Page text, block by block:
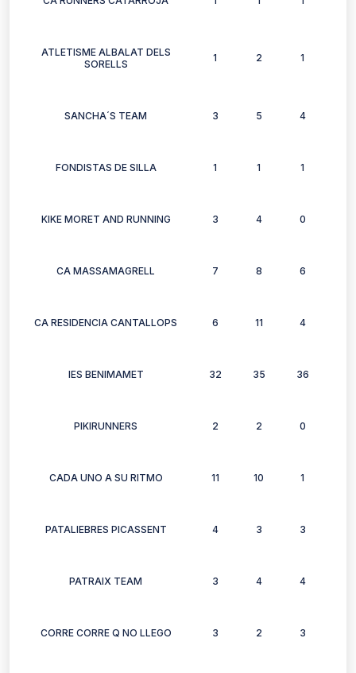
ATLETISME ALBALAT DELS
SORELLS
1 2 1
SANCHA´S TEAM 3 5 4
FONDISTAS DE SILLA 1 1 1
KIKE MORET AND RUNNING 3 4 0
CA MASSAMAGRELL 7 8 6
CA RESIDENCIA CANTALLOPS 6 11 4
IES BENIMAMET 32 35 36
PIKIRUNNERS 2 2 0
CADA UNO A SU RITMO 11 10 1
PATALIEBRES PICASSENT 4 3 3
PATRAIX TEAM 3 4 4
CORRE CORRE Q NO LLEGO 3 2 3